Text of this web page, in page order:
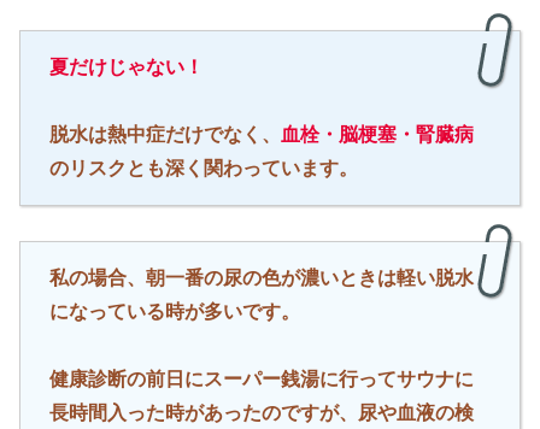
夏だけじゃない！
脱水は熱中症だけでなく、
血栓・脳梗塞・腎臓病
のリスクとも深く関わっています。
私の場合、朝一番の尿の色が濃いときは軽い脱水
になっている時が多いです。
健康診断の前日にスーパー銭湯に行ってサウナに
長時間入った時があったのですが、尿や血液の検